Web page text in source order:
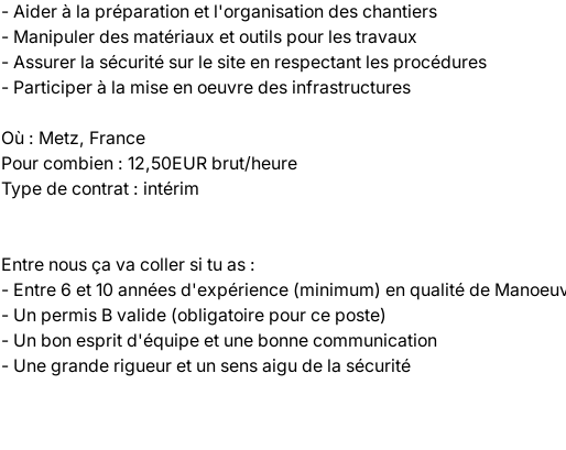
- Aider à la préparation et l'organisation des chantiers
- Manipuler des matériaux et outils pour les travaux
- Assurer la sécurité sur le site en respectant les procédures
- Participer à la mise en oeuvre des infrastructures
Où : Metz, France
Pour combien : 12,50EUR brut/heure
Type de contrat : intérim
Entre nous ça va coller si tu as :
- Entre 6 et 10 années d'expérience (minimum) en qualité de
- Un permis B valide (obligatoire pour ce poste)
- Un bon esprit d'équipe et une bonne communication
- Une grande rigueur et un sens aigu de la sécurité